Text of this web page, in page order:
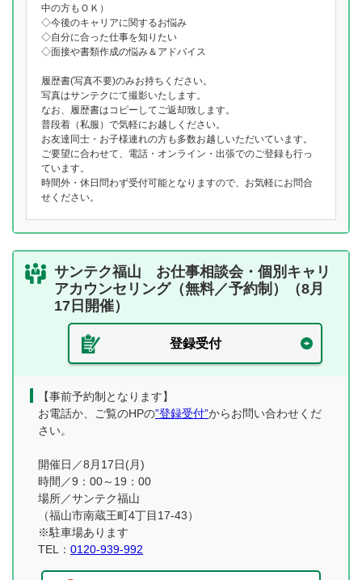
中の方もＯＫ）
◇今後のキャリアに関するお悩み
◇自分に合った仕事を知りたい
◇面接や書類作成の悩み＆アドバイス
履歴書(写真不要)のみお持ちください。
写真はサンテクにて撮影いたします。
なお、履歴書はコピーしてご返却致します。
普段着（私服）で気軽にお越しください。
お友達同士・お子様連れの方も多数お越しいただいています。
ご要望に合わせて、電話・オンライン・出張でのご登録も行っ
ています。
時間外・休日問わず受付可能となりますので、お気軽にお問合
せください。
サンテク福山 お仕事相談会・個別キャリ
アカウンセリング（無料／予約制）（8月
17日開催）
登録受付
【事前予約制となります】
お電話か、ご覧のHPの”登録受付”からお問い合わせくだ
さい。
開催日／8月17日(月)
時間／9：00～19：00
場所／サンテク福山
（福山市南蔵王町4丁目17-43）
※駐車場あります
TEL： 0120-939-992